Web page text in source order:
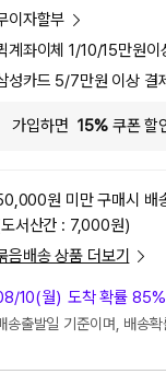
이자할부
계좌이체 1/10/15만원이
성카드 5/7만원 이상
가입하면 15%쿠폰 할
원 미만 구매시 배
서산간 : 7,000원)
음배송 상품 더보기
10(월) 도착 확률 85%
송출발일 기준이며, 배송